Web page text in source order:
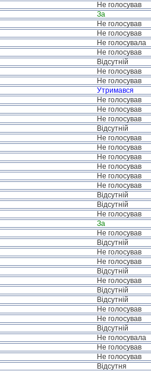
Не голосував
За
Не голосував
Не голосував
Не голосувала
Не голосував
Відсутній
Не голосував
Не голосував
Утримався
Не голосував
Не голосував
Не голосував
Відсутній
Не голосував
Не голосував
Не голосував
Не голосував
Не голосував
Не голосував
Відсутній
Відсутній
Не голосував
За
Не голосував
Відсутній
Не голосував
Не голосував
Відсутній
Не голосував
Відсутній
Відсутній
Не голосував
Не голосував
Відсутній
Не голосувала
Не голосував
Не голосував
Відсутня